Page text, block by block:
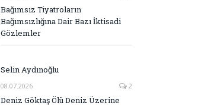
Bağımsız Tiyatroların
Bağımsızlığına Dair Bazı İktisadi
Gözlemler
Selin Aydınoğlu
08.07.2026 2
Deniz Göktaş Ölü Deniz Üzerine